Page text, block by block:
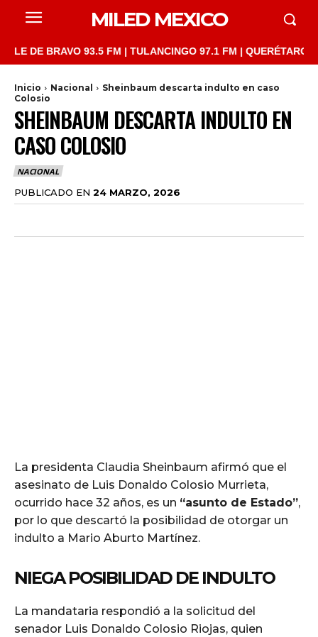
MILED MEXICO
BRAVO 93.5 FM | TULANCINGO 97.1 FM | QUERÉTARO
Inicio Nacional
Sheinbaum descarta indulto en caso
Colosio
SHEINBAUM DESCARTA INDULTO EN
CASO COLOSIO
NACIONAL
PUBLICADO EN 24 MARZO, 2026
La presidenta Claudia Sheinbaum afirmó que el
asesinato de Luis Donaldo Colosio Murrieta,
ocurrido hace 32 años, es un “asunto de Estado”,
por lo que descartó la posibilidad de otorgar un
indulto a Mario Aburto Martínez.
NIEGA POSIBILIDAD DE INDULTO
La mandataria respondió a la solicitud del
senador Luis Donaldo Colosio Riojas, quien